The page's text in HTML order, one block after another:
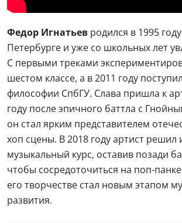
Федор Игнатьев родился в 1995
Петербурге и уже со школьных лет
С первыми треками
шестом классе, а в 2011 году
философии СпбГУ. Слава пришла к
году после эпичного баттла с
он стал ярким представителем
хоп сцены. В 2018 году артист решил
музыкальный курс, оставив позади
чтобы сосредоточиться на поп-
его творчестве стал новым этапом
развития.